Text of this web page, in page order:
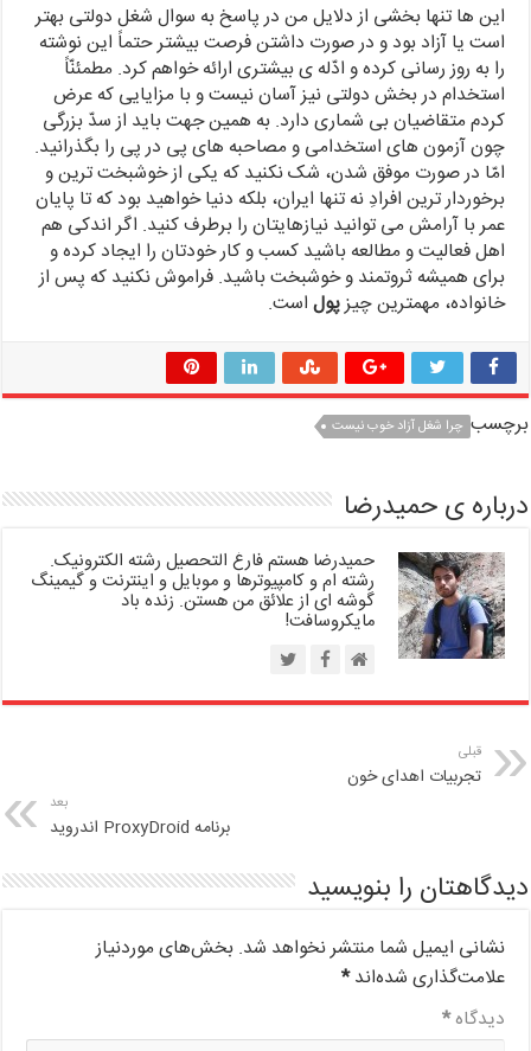
این ها تنها بخشی از دلایل من در پاسخ به سوال شغل دولتی بهتر
است یا آزاد بود و در صورت داشتن فرصت بیشتر حتماً این نوشته
را به روز رسانی کرده و ادّله ی بیشتری ارائه خواهم کرد. مطمئنّاً
استخدام در بخش دولتی نیز آسان نیست و با مزایایی که عرض
کردم متقاضیان بی شماری دارد. به همین جهت باید از سدّ بزرگی
چون آزمون های استخدامی و مصاحبه های پی در پی را بگذرانید.
امّا در صورت موفق شدن، شک نکنید که یکی از خوشبخت ترین و
برخوردار ترین افرادِ نه تنها ایران، بلکه دنیا خواهید بود که تا پایان
عمر با آرامش می توانید نیازهایتان را برطرف کنید. اگر اندکی هم
اهل فعالیت و مطالعه باشید کسب و کار خودتان را ایجاد کرده و
برای همیشه ثروتمند و خوشبخت باشید. فراموش نکنید که پس از
خانواده، مهمترین چیزپول است.
برچسب چرا شغل آزاد خوب نیست
درباره ی حمیدرضا
حمیدرضا هستم فارغ التحصیل رشته الکترونیک.
رشته ام و کامپیوترها و موبایل و اینترنت و گیمینگ
گوشه ای از علائق من هستن. زنده باد
مایکروسافت!
قبلی
تجربیات اهدای خون
بعد
برنامه ProxyDroid اندروید
دیدگاهتان را بنویسید
نشانی ایمیل شما منتشر نخواهد شد. بخش‌های موردنیاز
علامت‌گذاری شده‌اند*
دیدگاه*